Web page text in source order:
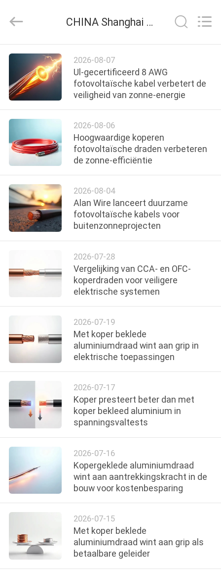
THUIS
PRODUCTEN
VIDEOS
VR-
SHOW
OVER
ONS
FABRIEKSREIS
KWALITEITSCONTROLE
CONTACTEER
NIEUWS
BLOG
VRAAG
EEN
OFFERTE
AAN
NEWS
SITEMAP
PRIVACYBELEID
(Group)
Rights
CHINA Shanghai Shenghua Cable (Group) Co., Ltd. company blog
2026-08-07
Ul-gecertificeerd 8 AWG
fotovoltaïsche kabel verbetert de
veiligheid van zonne-energie
2026-08-06
Hoogwaardige koperen
fotovoltaïsche draden verbeteren
de zonne-efficiëntie
2026-08-04
Alan Wire lanceert duurzame
fotovoltaïsche kabels voor
buitenzonneprojecten
2026-07-28
Vergelijking van CCA- en OFC-
koperdraden voor veiligere
elektrische systemen
2026-07-19
Met koper beklede
aluminiumdraad wint aan grip in
elektrische toepassingen
2026-07-17
Koper presteert beter dan met
koper bekleed aluminium in
spanningsvaltests
2026-07-16
Kopergeklede aluminiumdraad
wint aan aantrekkingskracht in de
bouw voor kostenbesparing
2026-07-15
Met koper beklede
aluminiumdraad wint aan grip als
betaalbare geleider